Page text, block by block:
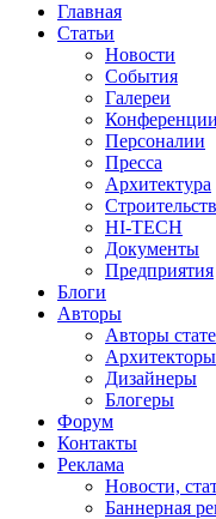
Главная
Статьи
Новости
События
Галереи
Конференции
Персоналии
Пресса
Архитектура
HI-TECH
Документы
Предприятия
Блоги
Авторы
Авторы
Архитекторы
Дизайнеры
Блогеры
Форум
Контакты
Реклама
Новости,
Баннерная